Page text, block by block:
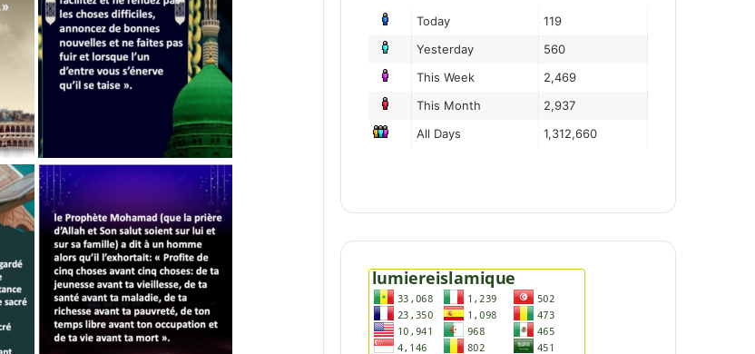
Today
119
Yesterday
560
This Week
2,469
This Month
2,937
All Days
1,312,660